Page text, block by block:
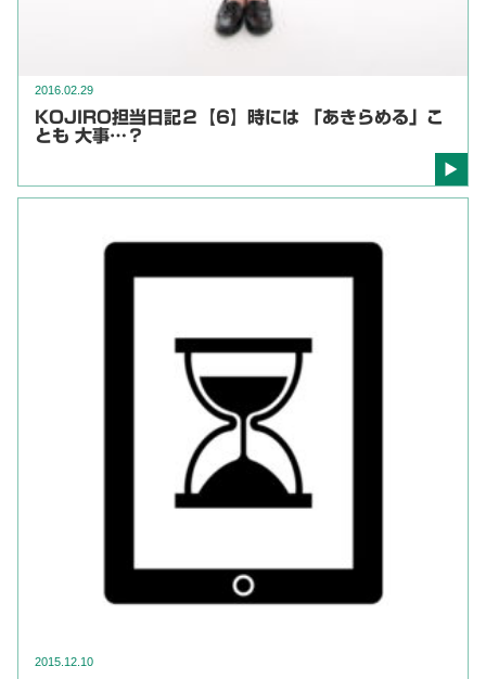
2016.02.29
KOJIRO担当日記２【6】時には 「あきらめる」こ
とも 大事…？
2015.12.10